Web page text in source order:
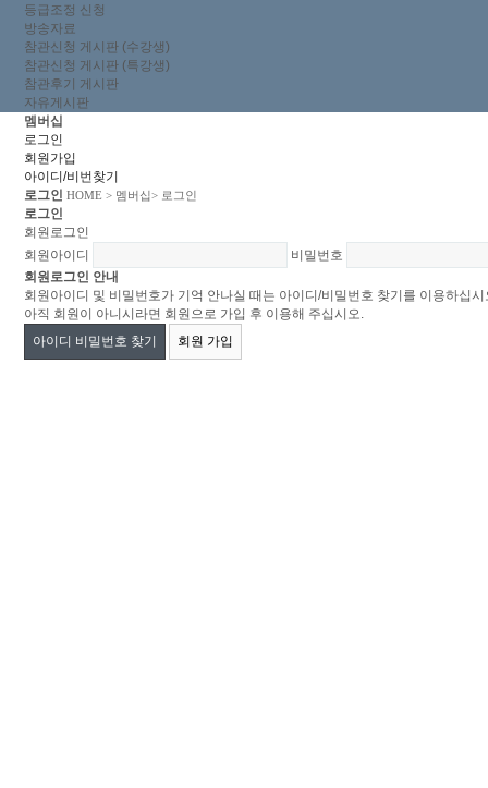
등급조정 신청
방송자료
참관신청 게시판 (수강생)
참관신청 게시판 (특강생)
참관후기 게시판
자유게시판
멤버십
로그인
회원가입
아이디/비번찾기
로그인 HOME > 멤버십> 로그인
로그인
회원로그인
회원아이디
비밀번호
회원로그인 안내
회원아이디 및 비밀번호가 기억 안나실 때는 아이디/비밀번호 찾기를 이용하십시
아직 회원이 아니시라면 회원으로 가입 후 이용해 주십시오.
아이디 비밀번호 찾기
회원 가입